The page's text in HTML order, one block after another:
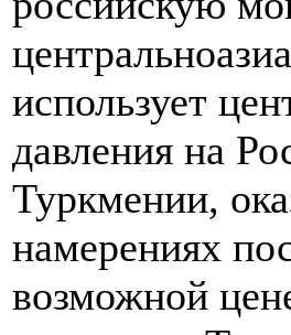
использует
давления на
Туркмении,
намерениях
возможной